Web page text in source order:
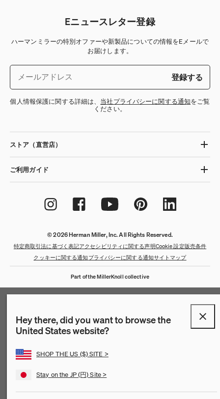
Eニュースレター登録
ハーマンミラーの特別オファーや新製品についての情報をEメールで
お届けします。
登録する
個人情報保護に関する詳細は、 当社プライバシーに関する通知をご覧
ください。
ストア（直営店）
ご利用ガイド
© 2026 Herman Miller, Inc. All Rights Reserved.
特定商取引法に基づく表記アクセシビリティに関する声明
販売条件
クッキーに関する通知 プライバシーに関する通知サイトマップ
Cookie 設定
Part of the MillerKnoll collective
Hey there, did you want to browse the
United States website?
SHOP THE US ($) SITE >
Stay on the JP (円) Site >